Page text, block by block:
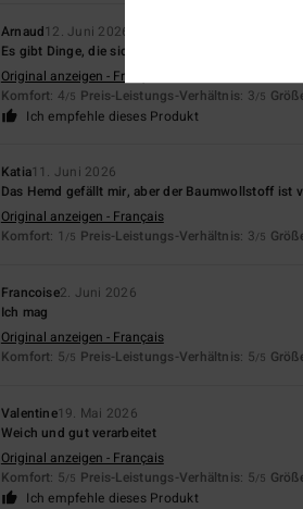
Arnaud12. Juni 2026
Es gibt Dinge, die sich nicht erklären lassen
Original anzeigen - Français
Komfort: 4/5 Preis-Leistungs-Verhältnis: 3/5
Ich empfehle dieses Produkt
Katia11. Juni 2026
Das Hemd gefällt mir, aber der Baumwollstoff ist
Original anzeigen - Français
Komfort: 1 /5 Preis-Leistungs-Verhältnis: 3/5
Francoise2. Juni 2026
Ich mag
Original anzeigen - Français
Komfort: 5/5 Preis-Leistungs-Verhältnis: 5/5
Valentine19. Mai 2026
Weich und gut verarbeitet
Original anzeigen - Français
Komfort: 5/5 Preis-Leistungs-Verhältnis: 5/5
Ich empfehle dieses Produkt